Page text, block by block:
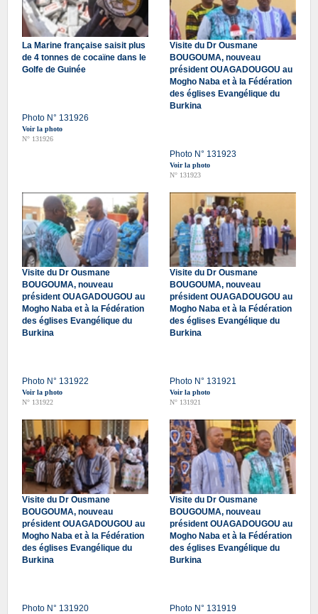
La Marine française saisit plus
de 4 tonnes de cocaïne dans le
Golfe de Guinée
Photo N° 131926
Voir la photo
N° 131926
Visite du Dr Ousmane
BOUGOUMA, nouveau
président OUAGADOUGOU au
Mogho Naba et à la Fédération
des églises Evangélique du
Burkina
Photo N° 131923
Voir la photo
N° 131923
Visite du Dr Ousmane
BOUGOUMA, nouveau
président OUAGADOUGOU au
Mogho Naba et à la Fédération
des églises Evangélique du
Burkina
Photo N° 131922
Voir la photo
N° 131922
Visite du Dr Ousmane
BOUGOUMA, nouveau
président OUAGADOUGOU au
Mogho Naba et à la Fédération
des églises Evangélique du
Burkina
Photo N° 131921
Voir la photo
N° 131921
Visite du Dr Ousmane
BOUGOUMA, nouveau
président OUAGADOUGOU au
Mogho Naba et à la Fédération
des églises Evangélique du
Burkina
Photo N° 131920
Visite du Dr Ousmane
BOUGOUMA, nouveau
président OUAGADOUGOU au
Mogho Naba et à la Fédération
des églises Evangélique du
Burkina
Photo N° 131919